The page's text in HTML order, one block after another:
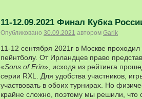
11-12.09.2021 Финал Кубка
Опубликовано 30.09.2021 автором Garik
11-12 сентября 2021г в Москве
пейнтболу. От Ирландцев право
«Sons of Erin», исходя из рейтинга
серии RXL. Для удобства участников,
участвовать в обоих турнирах. Но
крайне сложно, поэтому мы решили, что